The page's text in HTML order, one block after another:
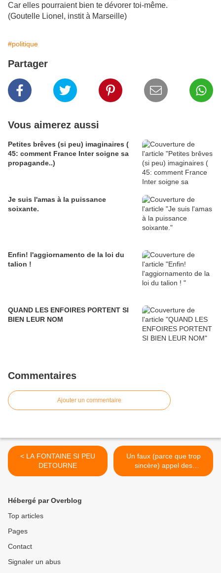
Car elles pourraient bien te dévorer toi-même.
(Goutelle Lionel, instit à Marseille)
#politique
Partager
Vous aimerez aussi
Petites brêves (si peu) imaginaires (
45: comment France Inter soigne sa
propagande..)
Je suis l'amas à la puissance
soixante.
Enfin! l'aggiornamento de la loi du
talion !
QUAND LES ENFOIRES PORTENT SI
BIEN LEUR NOM
Commentaires
Ajouter un commentaire
< LA FONTAINE SI PEU
DETOURNE
Un faux (parce que trop
sincère) appel des
journalistes pour sauver
Hébergé par Overblog
Top articles
Pages
Contact
Signaler un abus